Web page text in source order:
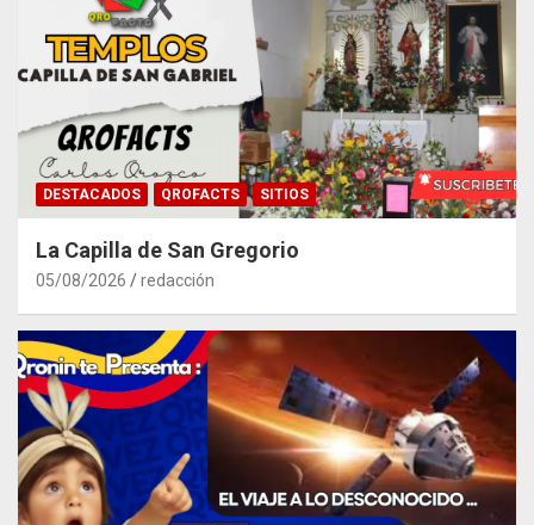
DESTACADOS QROFACTS SITIOS
La Capilla de San Gregorio
05/08/2026 redacción